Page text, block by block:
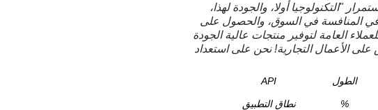
"التكنولوجيا أولا، والجودة لهذا،
في المنافسة في السوق، والحصول على
العامة لتوفير منتجات عالية الجودة
الأعمال التجارية! نحن على استعداد
الطول API
%
نطاق التطبيق